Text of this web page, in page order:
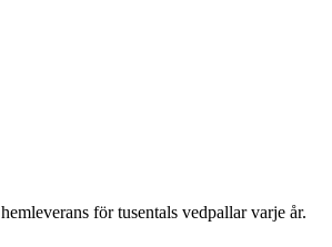
för tusentals vedpallar varje år.